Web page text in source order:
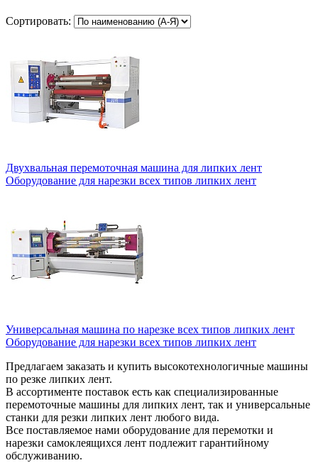
Сортировать:
Двухвальная перемоточная машина для липких лент
Оборудование для нарезки всех типов липких лент
Универсальная машина по нарезке всех типов липких лент
Оборудование для нарезки всех типов липких лент
Предлагаем заказать и купить высокотехнологичные машины
по резке липких лент.
В ассортименте поставок есть как специализированные
перемоточные машины для липких лент, так и универсальные
станки для резки липких лент любого вида.
Все поставляемое нами оборудование для перемотки и
нарезки самоклеящихся лент подлежит гарантийному
обслуживанию.